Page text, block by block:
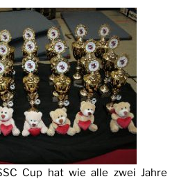
Cup hat wie alle zwei Jahre